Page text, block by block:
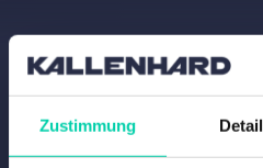
Zustimmung